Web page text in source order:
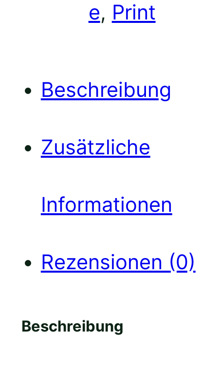
e, Print
Beschreibung
Zusätzliche
Informationen
Rezensionen (0)
Beschreibung